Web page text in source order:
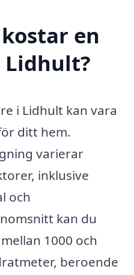
en
i Lidhult kan vara
ditt hem.
varierar
inklusive
och
kan du
1000 och
beroende